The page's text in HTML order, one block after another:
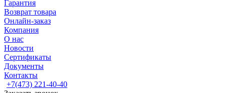
Гарантия
Возврат товара
Онлайн-заказ
Компания
О нас
Новости
Сертификаты
Документы
Контакты
+7(473) 221-40-40